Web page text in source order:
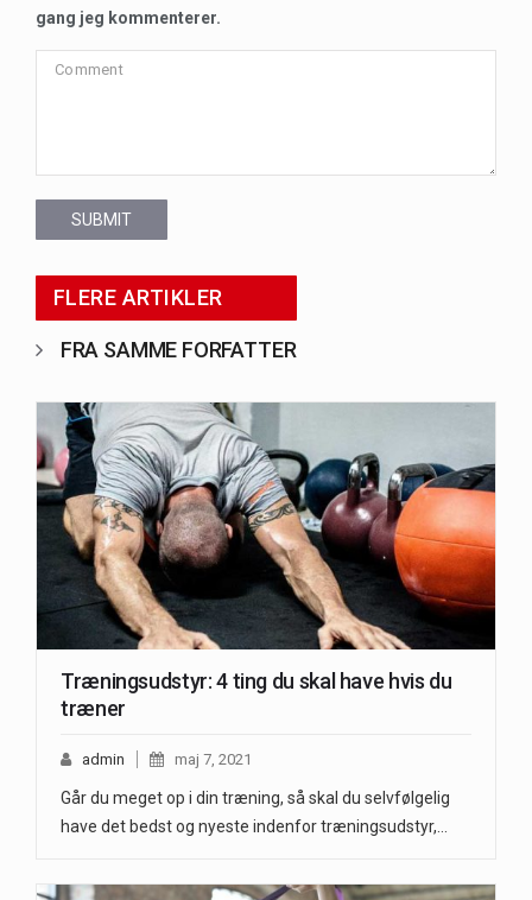
gang jeg kommenterer.
SUBMIT
FLERE ARTIKLER
FRA SAMME FORFATTER
Træningsudstyr: 4 ting du skal have hvis du
træner
admin maj 7, 2021
Går du meget op i din træning, så skal du selvfølgelig
have det bedst og nyeste indenfor træningsudstyr,…